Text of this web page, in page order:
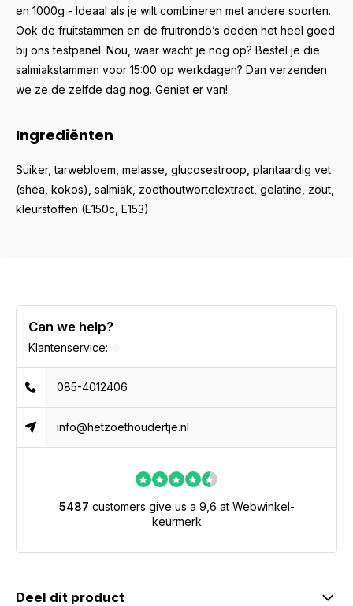
en 1000g - Ideaal als je wilt combineren met andere soorten.
Ook de fruitstammen en de fruitrondo’s deden het heel goed
bij ons testpanel. Nou, waar wacht je nog op? Bestel je die
salmiakstammen voor 15:00 op werkdagen? Dan verzenden
we ze de zelfde dag nog. Geniet er van!
Ingrediënten
Suiker, tarwebloem, melasse, glucosestroop, plantaardig vet
(shea, kokos), salmiak, zoethoutwortelextract, gelatine, zout,
kleurstoffen (E150c, E153).
Can we help?
Klantenservice:
085-4012406
info@hetzoethoudertje.nl
5487 customers give us a 9,6 at Webwinkel-
keurmerk
Deel dit product